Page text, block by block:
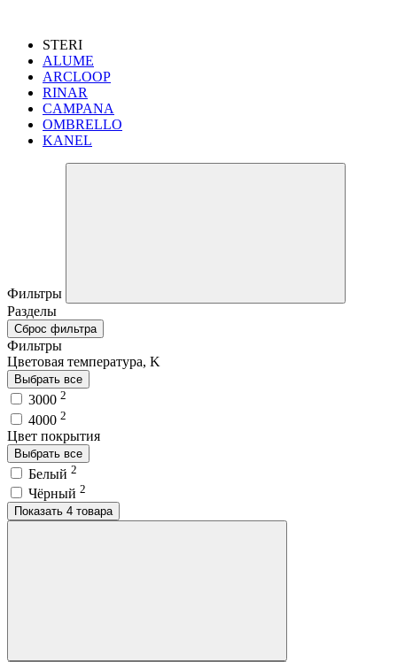
STERI
ALUME
ARCLOOP
RINAR
CAMPANA
OMBRELLO
KANEL
Фильтры
Разделы
Сброс фильтра
Фильтры
Цветовая температура, K
Выбрать все
3000 2
4000 2
Цвет покрытия
Выбрать все
Белый 2
Чёрный 2
Показать 4 товара